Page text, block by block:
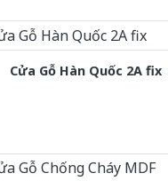
Cửa Gỗ Hàn Quốc 2A fix